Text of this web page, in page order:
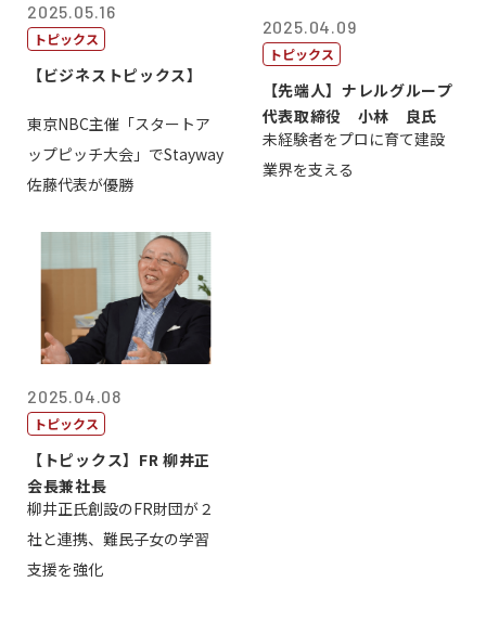
2025.05.16
トピックス
【ビジネストピックス】
東京NBC主催「スタートア
ップピッチ大会」でStayway
佐藤代表が優勝
2025.04.09
トピックス
【先端人】ナレルグループ
代表取締役 小林 良氏
未経験者をプロに育て建設
業界を支える
2025.04.08
トピックス
【トピックス】FR 柳井正
会長兼社長
柳井正氏創設のFR財団が２
社と連携、難民子女の学習
支援を強化